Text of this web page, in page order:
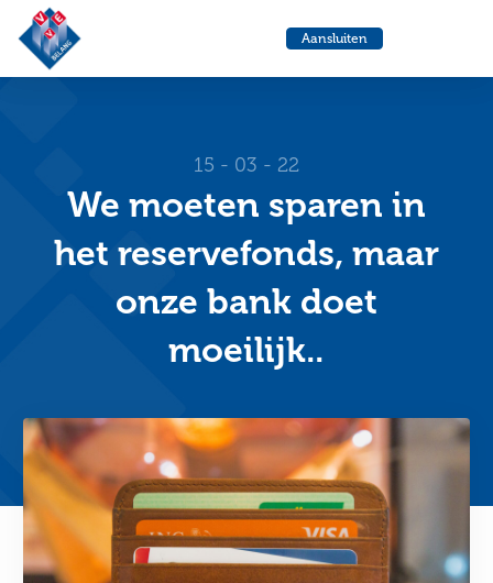
Aansluiten
15 - 03 - 22
We moeten sparen in
het reservefonds, maar
onze bank doet
moeilijk..